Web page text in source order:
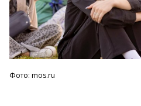
Фото: mos.ru